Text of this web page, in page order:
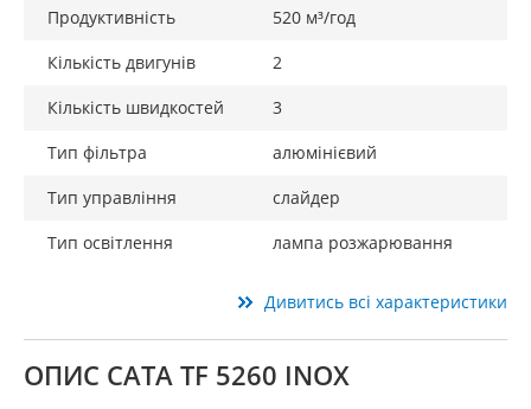
Продуктивність
520 м³/год
Кількість двигунів
2
Кількість швидкостей
3
Тип фільтра
алюмінієвий
Тип управління
слайдер
Тип освітлення
лампа розжарювання
Дивитись всі характеристики
ОПИС CATA TF 5260 INOX